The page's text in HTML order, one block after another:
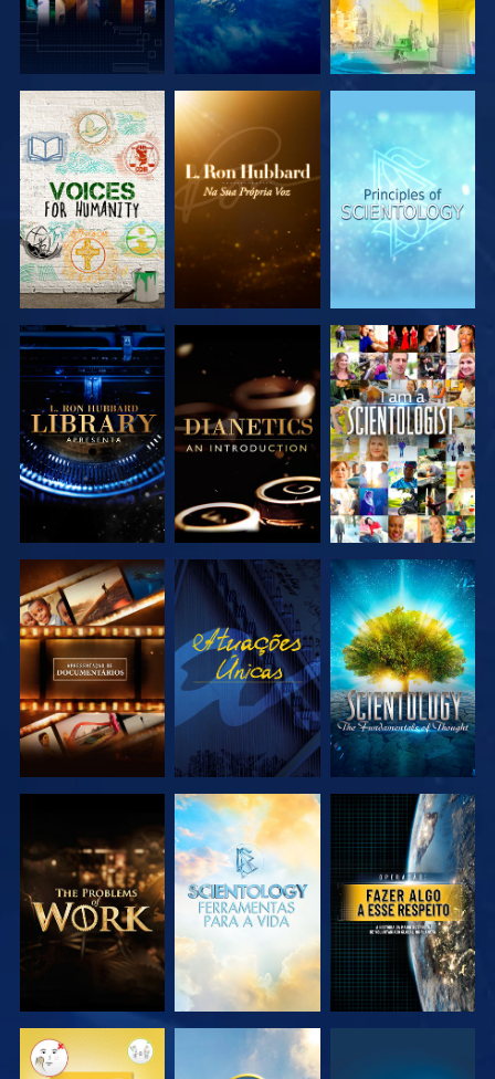
EXPLORAR A
SÉRIE
EXPLORAR A
SÉRIE
EXPLORAR A
SÉRIE
EXPLORAR A
SÉRIE
EXPLORAR A
SÉRIE
VER
EXPLORAR A
SÉRIE
VER
EXPLORAR A
SÉRIE
EXPLORAR A
SÉRIE
EXPLORAR A
SÉRIE
VER